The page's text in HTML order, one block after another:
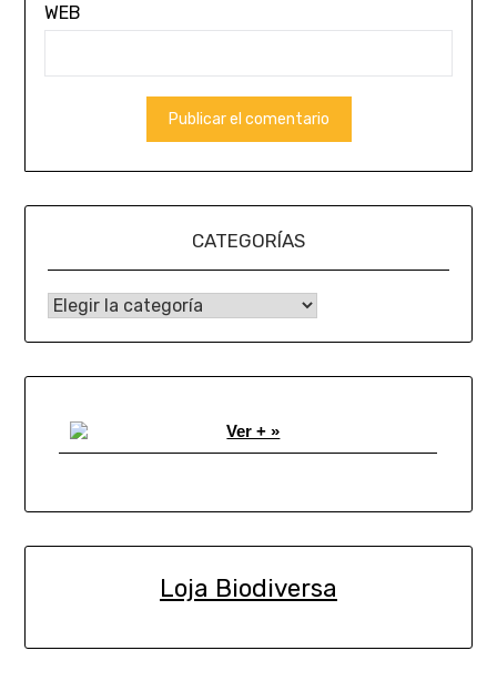
WEB
CATEGORÍAS
CATEGORÍAS
Ver + »
Loja Biodiversa